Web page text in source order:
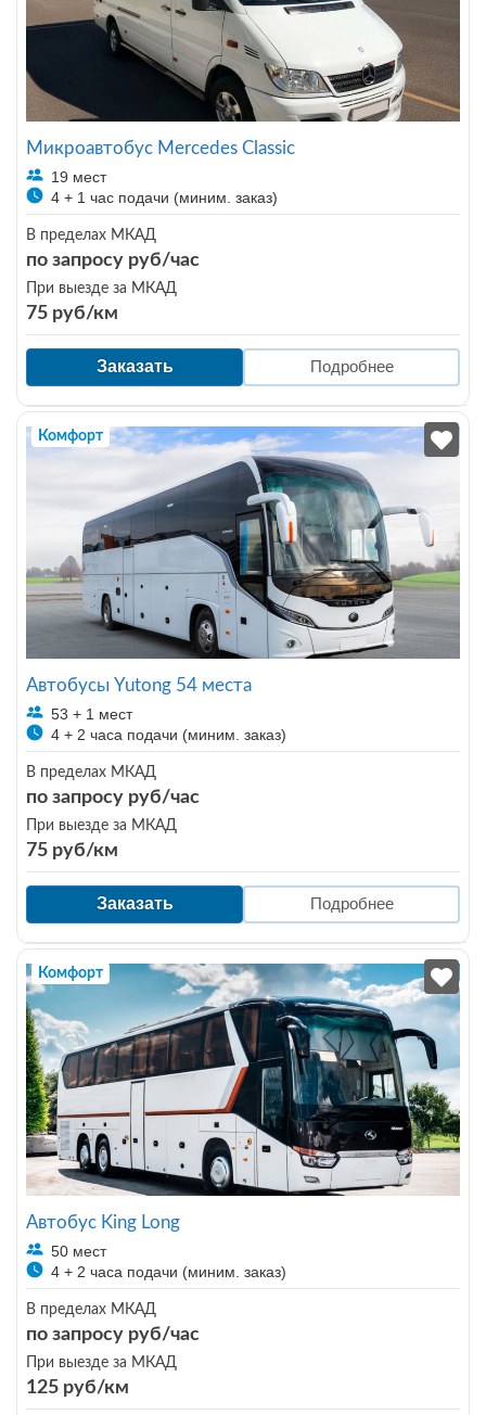
Микроавтобус Mercedes Classic
19 мест
4 + 1 час подачи (миним. заказ)
В пределах МКАД
по запросу руб/час
При выезде за МКАД
75 руб/км
Заказать Подробнее
Автобусы Yutong 54 места
53 + 1 мест
4 + 2 часа подачи (миним. заказ)
В пределах МКАД
по запросу руб/час
При выезде за МКАД
75 руб/км
Комфорт
Заказать Подробнее
Автобус King Long
50 мест
4 + 2 часа подачи (миним. заказ)
В пределах МКАД
по запросу руб/час
При выезде за МКАД
125 руб/км
Комфорт